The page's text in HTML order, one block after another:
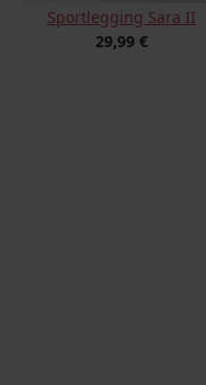
Sportlegging Sara II
29,99 €